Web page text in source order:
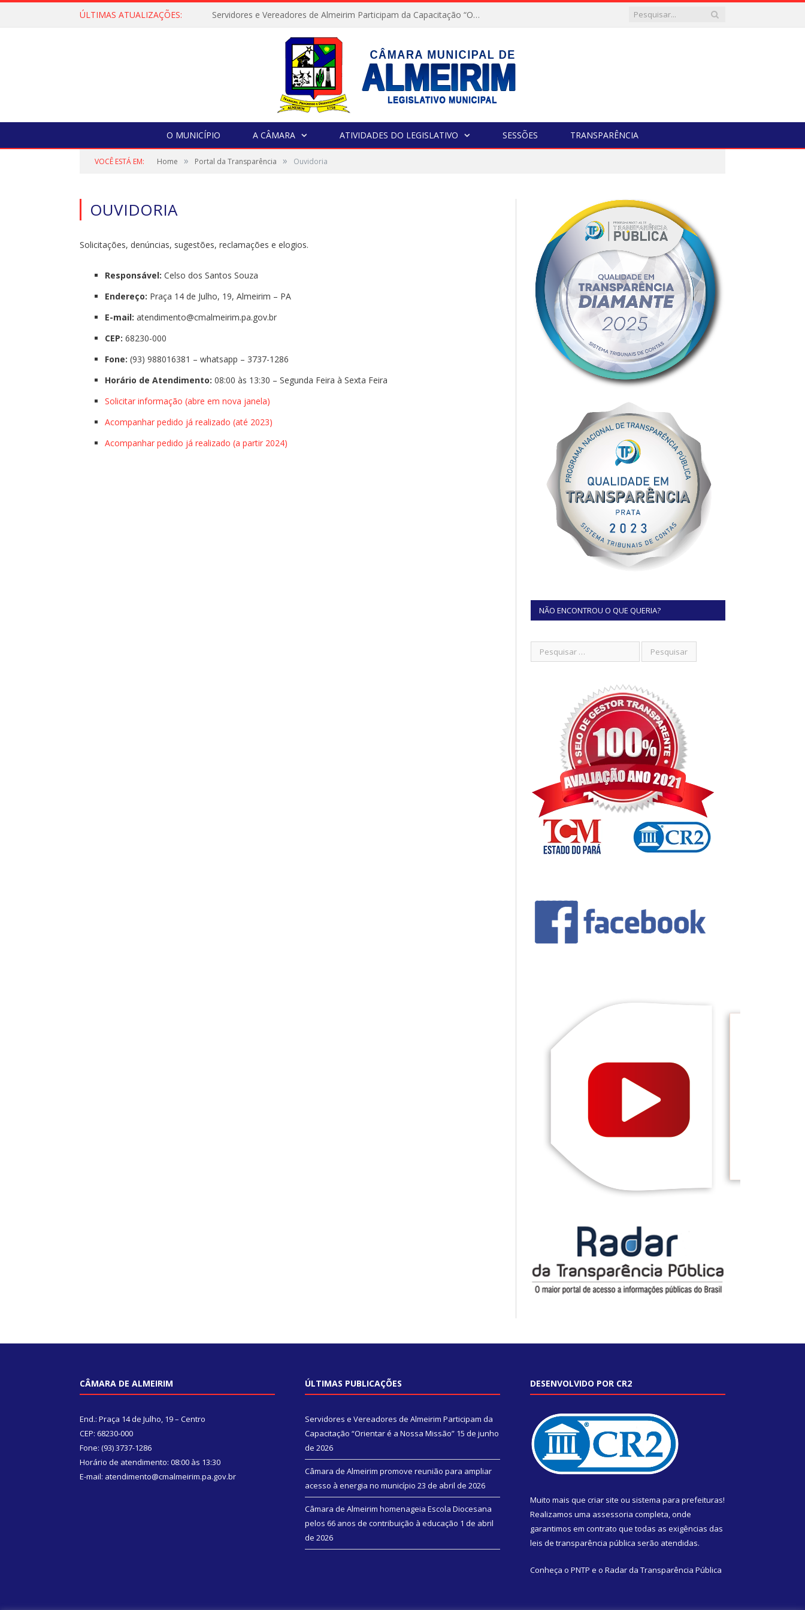
ÚLTIMAS ATUALIZAÇÕES: Servidores e Vereadores de Almeirim Participam da Capacitação “Orientar é a Nossa Missão”
O MUNICÍPIO A CÂMARA ATIVIDADES DO LEGISLATIVO SESSÕES TRANSPARÊNCIA
VOCÊ ESTÁ EM: Home » Portal da Transparência » Ouvidoria
OUVIDORIA
Solicitações, denúncias, sugestões, reclamações e elogios.
Responsável: Celso dos Santos Souza
Endereço: Praça 14 de Julho, 19, Almeirim – PA
E-mail: atendimento@cmalmeirim.pa.gov.br
CEP: 68230-000
Fone: (93) 988016381 – whatsapp – 3737-1286
Horário de Atendimento: 08:00 às 13:30 – Segunda Feira à Sexta Feira
Solicitar informação (abre em nova janela)
Acompanhar pedido já realizado (até 2023)
Acompanhar pedido já realizado (a partir 2024)
NÃO ENCONTROU O QUE QUERIA?
CÂMARA DE ALMEIRIM
End.: Praça 14 de Julho, 19 – Centro
CEP: 68230-000
Fone: (93) 3737-1286
Horário de atendimento: 08:00 às 13:30
E-mail: atendimento@cmalmeirim.pa.gov.br
ÚLTIMAS PUBLICAÇÕES
Servidores e Vereadores de Almeirim Participam da
Capacitação “Orientar é a Nossa Missão” 15 de junho
de 2026
Câmara de Almeirim promove reunião para ampliar
acesso à energia no município 23 de abril de 2026
Câmara de Almeirim homenageia Escola Diocesana
pelos 66 anos de contribuição à educação 1 de abril
de 2026
DESENVOLVIDO POR CR2
Muito mais que criar site ou sistema para prefeituras!
Realizamos uma assessoria completa, onde
garantimos em contrato que todas as exigências das
leis de transparência pública serão atendidas.
Conheça o PNTP e o Radar da Transparência Pública